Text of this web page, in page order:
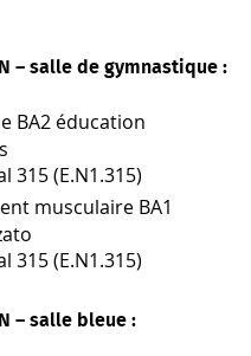
– salle de gymnastique :
BA2 éducation
315 (E.N1.315)
musculaire BA1
315 (E.N1.315)
– salle bleue :